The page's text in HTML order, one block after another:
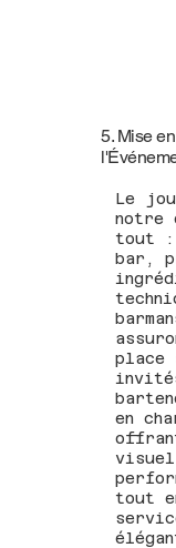
5. Mise
Le
notre
tout :
bar,
place
en
tout